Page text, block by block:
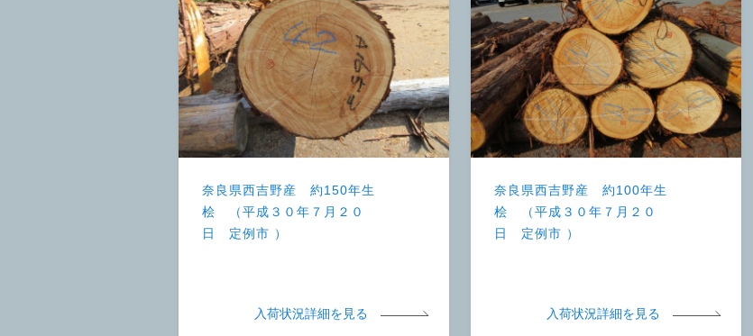
奈良県西吉野産 約150年生
桧 （平成３０年７月２０
日 定例市 ）
入荷状況詳細を見る
奈良県西吉野産 約100年生
桧 （平成３０年７月２０
日 定例市 ）
入荷状況詳細を見る